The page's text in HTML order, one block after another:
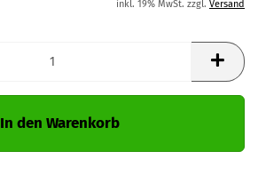
inkl. 19% MwSt. zzgl. Versand
In den Warenkorb